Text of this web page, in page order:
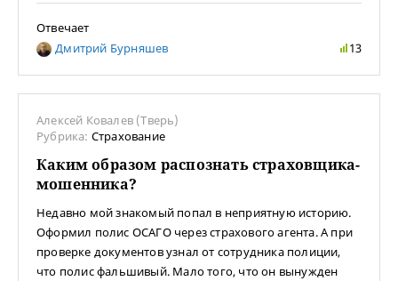
Отвечает
Дмитрий Бурняшев
13
Алексей Ковалев (Тверь)
Рубрика: Страхование
Каким образом распознать страховщика-
мошенника?
Недавно мой знакомый попал в неприятную историю.
Оформил полис ОСАГО через страхового агента. А при
проверке документов узнал от сотрудника полиции,
что полис фальшивый. Мало того, что он вынужден